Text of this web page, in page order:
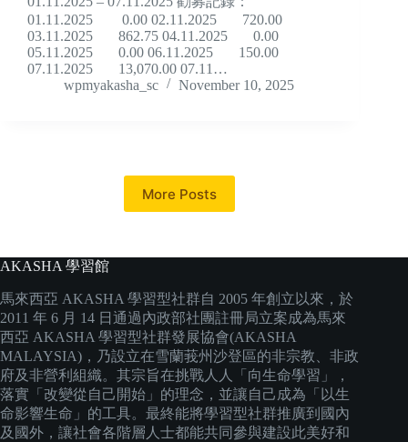
01.11.2025 0.00 02.11.2025 720.00
03.11.2025 862.75 04.11.2025 0.00
05.11.2025 0.00 06.11.2025 150.00
07.11.2025 13,070.00 07.11…
wpmyakasha_sc
November 10, 2025
More Posts
AKASHA 學習館
馬來西亞 AKASHA 學習型社群自 2005 年創立以來，於
2011 年 6 月 14 日通過內政部社團註冊局立案成為馬來
西亞 AKASHA 學習型社群發展協會(AKASHA
MALAYSIA)，乃設立在雪蘭莪州沙登區的非宗教、非政
府及非營利組織。其宗旨在挑戰人人「向生命學習」，
落實「改變從自己開始」的理念，並讓自己成為「以生
命影響生命」的工具。最終能將學習型社群推廣到國內
及國外，讓社會各階層人士都能共同參與建設此美好和